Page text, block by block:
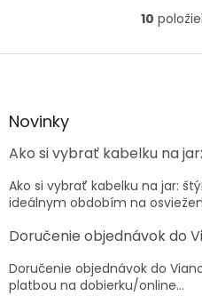
l
i
r
10
Z
äNovinky
Ako si vybrať kabelku na
Ako si vybrať kabelku na jar:
ideálnym obdobím na
Doručenie objednávok do
Doručenie objednávok do
platbou na dobierku/online...